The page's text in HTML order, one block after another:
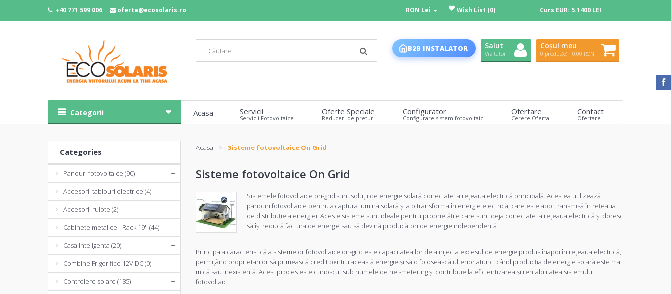
+40 771 599 006 oferta@ecosolaris.ro RON Lei Wish List (0) Curs EUR: 5.1400 LEI
B2B INSTALATOR Salut
Vizitator
Coșul meu
0 produs(e) - 0,00 RON
Categorii Acasa Servicii
Servicii Fotovoltaice
Oferte Speciale
Reduceri de preturi
Configurator
Configurare sistem fotovoltaic
Ofertare
Cerere Oferta
Contact
Ofertare
Categories
Panouri fotovoltaice (90) +
Accesorii tablouri electrice (4)
Accesorii rulote (2)
Cabinete metalice - Rack 19'' (44)
Casa Inteligenta (20)
+
Combine Frigorifice 12V DC (0)
Controlere solare (185)
+
Acasa Sisteme fotovoltaice On Grid
Sisteme fotovoltaice On Grid
Sistemele fotovoltaice on-grid sunt soluții de energie solară conectate la rețeaua electrică principală. Acestea utilizează
panouri fotovoltaice pentru a captura lumina solară și a o transforma în energie electrică, care este apoi transmisă în rețeaua
de distribuție a energiei. Aceste sisteme sunt ideale pentru proprietățile care sunt deja conectate la rețeaua electrică și doresc
să își reducă factura de energie sau să devină producători de energie independentă.
Principala caracteristică a sistemelor fotovoltaice on-grid este capacitatea lor de a injecta excesul de energie produs înapoi în rețeaua electrică,
permițând proprietarilor să primească credit pentru această energie și să o folosească ulterior atunci când producția de energie solară este mai
mică sau inexistentă. Acest proces este cunoscut sub numele de net-metering și contribuie la eficientizarea și rentabilitatea sistemului
fotovoltaic.